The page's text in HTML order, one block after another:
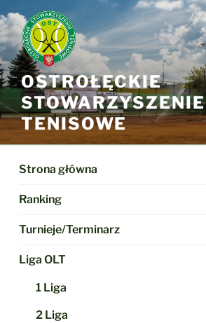
do
treści
OSTROŁĘCKIE
STOWARZYSZENIE
TENISOWE
Strona główna
Ranking
Turnieje/Terminarz
Liga OLT
1 Liga
2 Liga